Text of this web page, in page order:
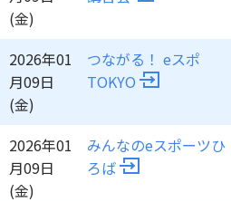
(金)
2026年01
月09日
(金)
つながる！ eスポ
TOKYO
2026年01
月09日
(金)
みんなのeスポーツひ
ろば